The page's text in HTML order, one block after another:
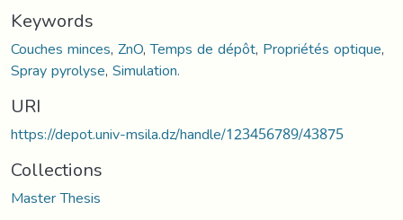
Keywords
Couches minces,ZnO,Temps de dépôt, Propriétés optique,
Spray pyrolyse,Simulation.
URI
https://depot.univ-msila.dz/handle/123456789/43875
Collections
Master Thesis